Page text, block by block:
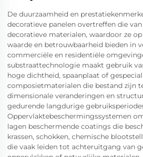
De duurzaamheid en
decoratieve panelen overtreffen die
decoratieve materialen, waardoor ze
waarde en betrouwbaarheid bieden in
commerciële en residentiële
substraattechnologie maakt gebruik
hoge dichtheid, spaanplaat of
composietmaterialen die bestand zijn
dimensionale veranderingen en
gedurende langdurige
Oppervlaktebeschermingssystemen
lagen beschermende coatings die
krassen, schokken, chemische
die vaak leiden tot achteruitgang van